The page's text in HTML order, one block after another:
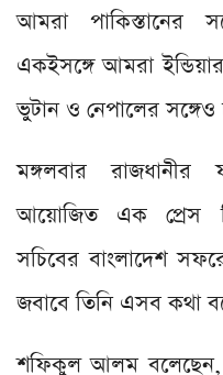
আমরা পাকিস্তানের
একইসঙ্গে আমরা
ভুটান ও নেপালের সঙ্গেও
মঙ্গলবার রাজধানীর
আয়োজিত এক প্রেস
সচিবের বাংলাদেশ
জবাবে তিনি এসব কথা
শফিকুল আলম বলেছেন,